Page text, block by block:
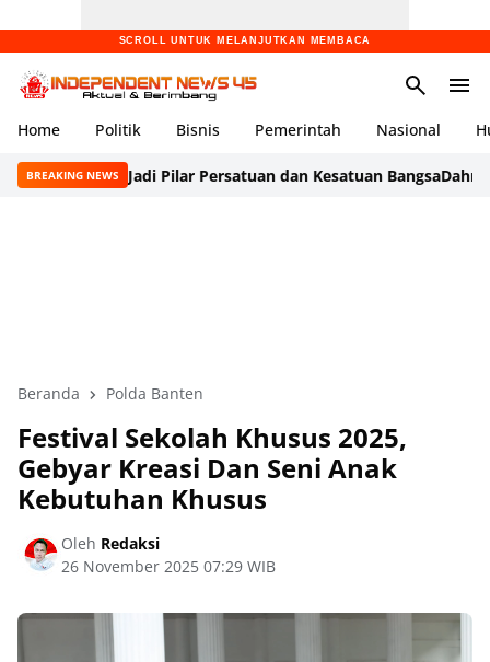
SCROLL UNTUK MELANJUTKAN MEMBACA
Home Politik Bisnis Pemerintah Nasional
BREAKING NEWS
Jadi Pilar Persatuan dan Kesatuan BangsaDahnil Ceritakan
Beranda Polda Banten
Festival Sekolah Khusus 2025,
Gebyar Kreasi Dan Seni Anak
Kebutuhan Khusus
Oleh Redaksi
26 November 2025 07:29 WIB